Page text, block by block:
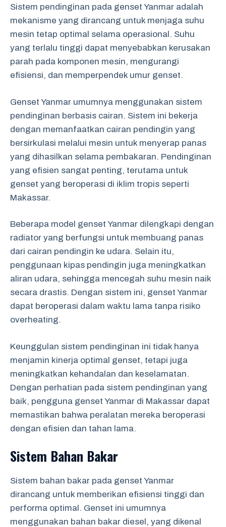
Sistem pendinginan pada genset Yanmar adalah
mekanisme yang dirancang untuk menjaga suhu
mesin tetap optimal selama operasional. Suhu
yang terlalu tinggi dapat menyebabkan kerusakan
parah pada komponen mesin, mengurangi
efisiensi, dan memperpendek umur genset.
Genset Yanmar umumnya menggunakan sistem
pendinginan berbasis cairan. Sistem ini bekerja
dengan memanfaatkan cairan pendingin yang
bersirkulasi melalui mesin untuk menyerap panas
yang dihasilkan selama pembakaran. Pendinginan
yang efisien sangat penting, terutama untuk
genset yang beroperasi di iklim tropis seperti
Makassar.
Beberapa model genset Yanmar dilengkapi dengan
radiator yang berfungsi untuk membuang panas
dari cairan pendingin ke udara. Selain itu,
penggunaan kipas pendingin juga meningkatkan
aliran udara, sehingga mencegah suhu mesin naik
secara drastis. Dengan sistem ini, genset Yanmar
dapat beroperasi dalam waktu lama tanpa risiko
overheating.
Keunggulan sistem pendinginan ini tidak hanya
menjamin kinerja optimal genset, tetapi juga
meningkatkan kehandalan dan keselamatan.
Dengan perhatian pada sistem pendinginan yang
baik, pengguna genset Yanmar di Makassar dapat
memastikan bahwa peralatan mereka beroperasi
dengan efisien dan tahan lama.
Sistem Bahan Bakar
Sistem bahan bakar pada genset Yanmar
dirancang untuk memberikan efisiensi tinggi dan
performa optimal. Genset ini umumnya
menggunakan bahan bakar diesel, yang dikenal